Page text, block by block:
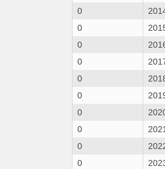
0
0
0
0
0
0
0
0
2021
0
0